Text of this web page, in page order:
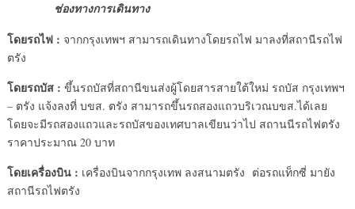
ช่องทางการเดินทาง
โดยรถไฟ : จากกรุงเทพฯ สามารถเดินทางโดยรถไฟ มาลงที่สถานีรถไฟ
ตรัง
โดยรถบัส : ขึ้นรถบัสที่สถานีขนส่งผู้โดยสารสายใต้ใหม่ รถบัส กรุงเทพฯ
– ตรัง แจ้งลงที่ บขส. ตรัง สามารถขึ้นรถสองแถวบริเวณบขส.ได้เลย
โดยจะมีรถสองแถวและรถบัสของเทศบาลเขียนว่าไป สถานนีรถไฟตรัง
ราคาประมาณ 20 บาท
โดยเครื่องบิน : เครื่องบินจากกรุงเทพ ลงสนามตรัง ต่อรถแท็กซี่ มายัง
สถานีรถไฟตรัง